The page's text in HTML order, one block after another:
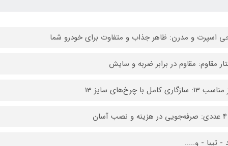
اسپرت و مدرن: ظاهر جذاب و متفاوت برای خودرو شما
مقاوم: مقاوم در برابر ضربه و سایش
کامل با چرخ‌های سایز 13
- تیبا - و.....